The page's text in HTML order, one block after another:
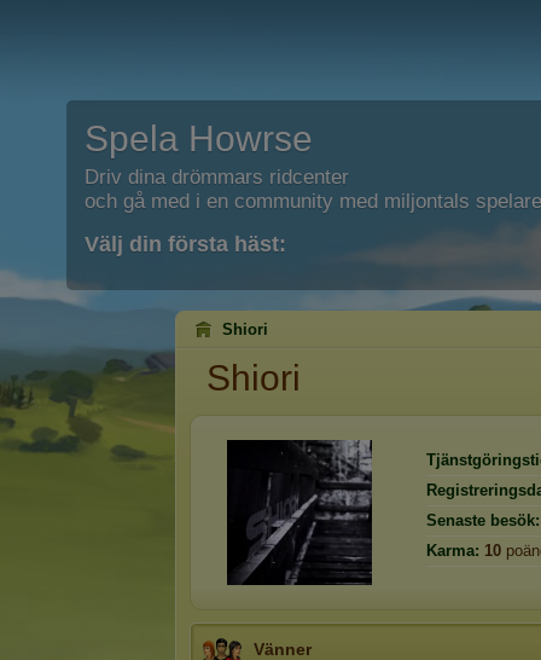
Spela Howrse
Driv dina drömmars ridcenter
och gå med i en community med miljontals
Välj din första häst:
Shiori
Shiori
Senaste besök:
Karma: 10
Vänner